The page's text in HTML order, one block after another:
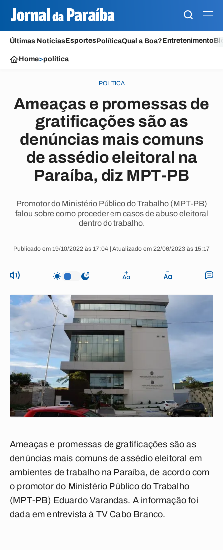
Últimas NotíciasEsportesPolíticaQual a Boa?Entretenimento
Home>política
POLÍTICA
Ameaças e promessas de
gratificações são as
denúncias mais comuns
de assédio eleitoral na
Paraíba, diz MPT-PB
Promotor do Ministério Público do Trabalho (MPT-PB)
falou sobre como proceder em casos de abuso eleitoral
dentro do trabalho.
Publicado em 19/10/2022 às 17:04 | Atualizado em 22/06/2023 às 15:17
Ameaças e promessas de gratificações são as
denúncias mais comuns de assédio eleitoral em
ambientes de trabalho na Paraíba, de acordo com
o promotor do Ministério Público do Trabalho
(MPT-PB) Eduardo Varandas. A informação foi
dada em entrevista à TV Cabo Branco.